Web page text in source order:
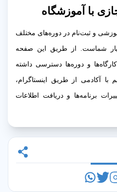
با آموزشگاه
و ثبت‌نام در دوره‌های مختلف
شماست. از طریق این صفحه
و دوره‌ها دسترسی داشته
با آکادمی از طریق اینستاگرام،
برنامه‌ها و دریافت اطلاعات